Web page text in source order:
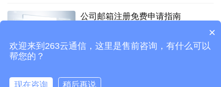
公司邮箱注册免费申请指南
2025年10月14日
×
欢迎来到263云通信，这里是售前咨询，有什么可以
帮您的？
现在咨询 稍后再说